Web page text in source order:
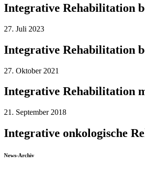
Integrative Rehabilitation
27. Juli 2023
Integrative Rehabilitation
27. Oktober 2021
Integrative Rehabilitation
21. September 2018
Integrative onkologische
News-Archiv